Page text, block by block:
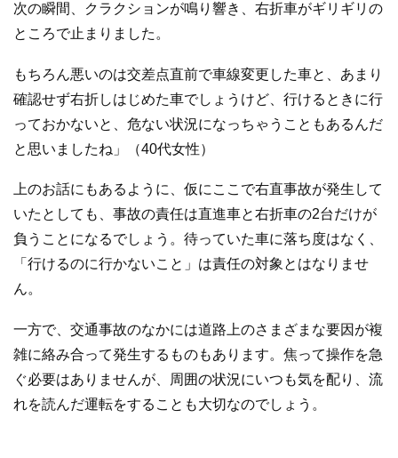
次の瞬間、クラクションが鳴り響き、右折車がギリギリの
ところで止まりました。
もちろん悪いのは交差点直前で車線変更した車と、あまり
確認せず右折しはじめた車でしょうけど、行けるときに行
っておかないと、危ない状況になっちゃうこともあるんだ
と思いましたね」（40代女性）
上のお話にもあるように、仮にここで右直事故が発生して
いたとしても、事故の責任は直進車と右折車の2台だけが
負うことになるでしょう。待っていた車に落ち度はなく、
「行けるのに行かないこと」は責任の対象とはなりませ
ん。
一方で、交通事故のなかには道路上のさまざまな要因が複
雑に絡み合って発生するものもあります。焦って操作を急
ぐ必要はありませんが、周囲の状況にいつも気を配り、流
れを読んだ運転をすることも大切なのでしょう。